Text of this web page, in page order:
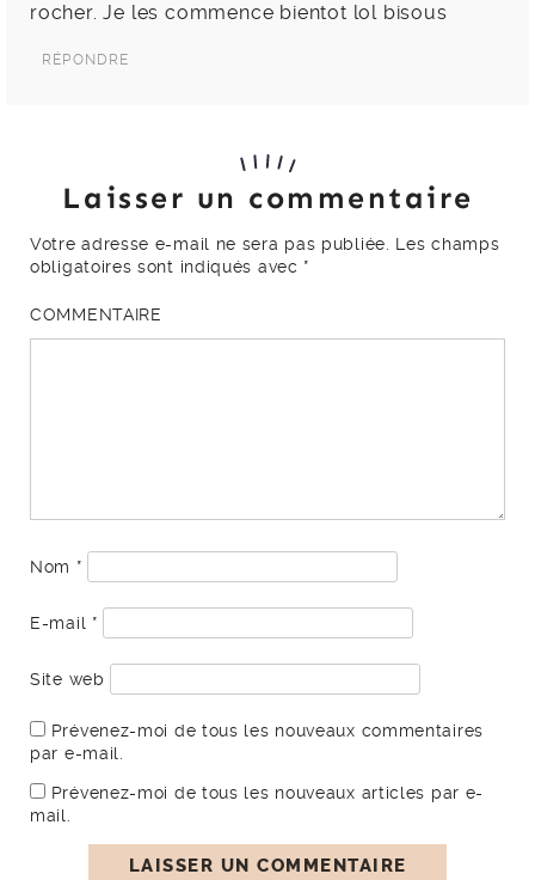
rocher. Je les commence bientot lol bisous
RÉPONDRE
Laisser un commentaire
Votre adresse e-mail ne sera pas publiée. Les champs
obligatoires sont indiqués avec *
COMMENTAIRE
Nom *
E-mail *
Site web
Prévenez-moi de tous les nouveaux commentaires
par e-mail.
Prévenez-moi de tous les nouveaux articles par e-
mail.